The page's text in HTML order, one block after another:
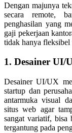
Dengan majunya
secara remote,
penghasilan yang
gaji pekerjaan
tidak hanya
1. Desainer UI/
Desainer UI/UX
startup dan
antarmuka visual
situs web agar
sangat variatif, bisa
tergantung pada